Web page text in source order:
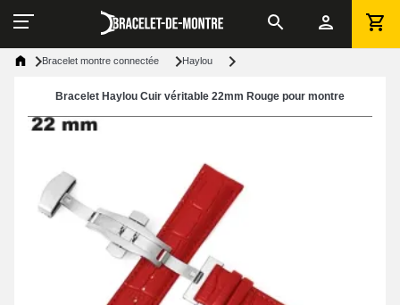
Bracelet montre connectée Haylou
Bracelet Haylou Cuir véritable 22mm Rouge pour montre